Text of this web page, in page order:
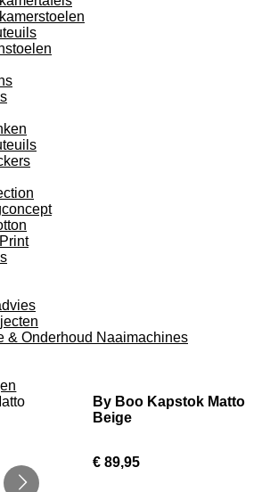
& Onderhoud Naaimachines
By Boo Kapstok Matto
Beige
€ 89,95